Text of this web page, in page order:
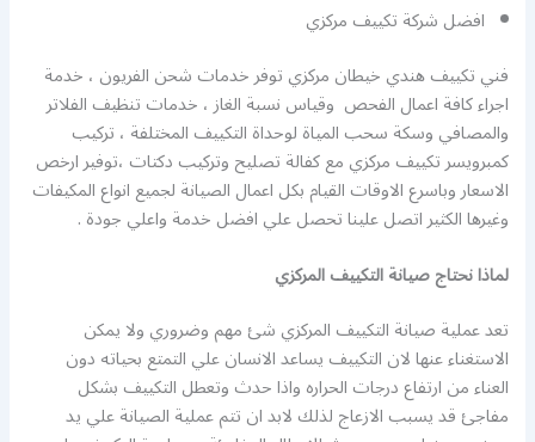
افضل شركة تكييف مركزي
فني تكييف هندي خيطان مركزي توفر خدمات شحن الفريون ، خدمة
اجراء كافة اعمال الفحص وقياس نسبة الغاز ، خدمات تنظيف الفلاتر
والمصافي وسكة سحب المياة لوحداة التكييف المختلفة ، تركيب
كمبرويسر تكييف مركزي مع كفالة تصليح وتركيب دكتات ،توفير ارخص
الاسعار وباسرع الاوقات القيام بكل اعمال الصيانة لجميع انواع المكيفات
وغيرها الكثير اتصل علينا تحصل علي افضل خدمة واعلي جودة .
لماذا نحتاج صيانة التكييف المركزي
تعد عملية صيانة التكييف المركزي شئ مهم وضروري ولا يمكن
الاستغناء عنها لان التكييف يساعد الانسان علي التمتع بحياته دون
العناء من ارتفاع درجات الحراره واذا حدث وتعطل التكييف بشكل
مفاجئ قد يسبب الازعاج لذلك لابد ان تتم عملية الصيانة علي يد